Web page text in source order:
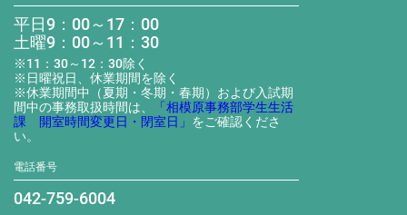
平日9：00～17：00
土曜9：00～11：30
※11：30～12：30除く
※日曜祝日、休業期間を除く
※休業期間中（夏期・冬期・春期）および入試期
間中の事務取扱時間は、
「相模原事務部学生生活
課 開室時間変更日・閉室日」 をご確認くださ
い。
電話番号
042-759-6004